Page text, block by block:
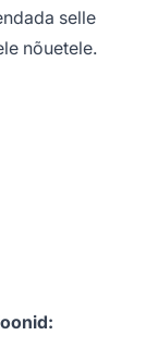
selle
nõuetele.